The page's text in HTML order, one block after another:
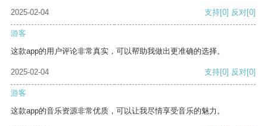
2025-02-04 支持[0] 反对[0]
游客
这款app的用户评论非常真实，可以帮助我做出更准确的选择。
2025-02-04 支持[0] 反对[0]
游客
这款app的音乐资源非常优质，可以让我尽情享受音乐的魅力。